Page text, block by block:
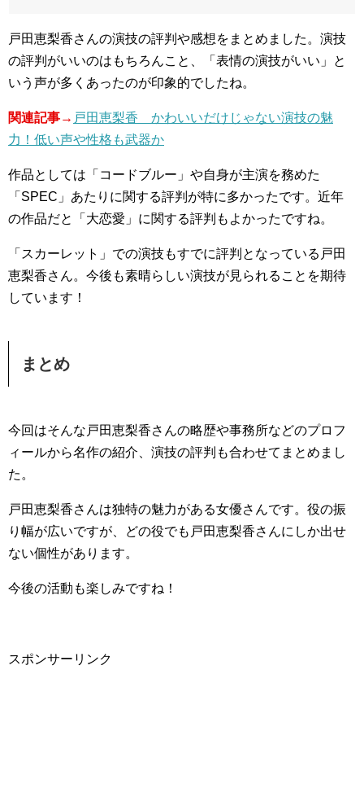
戸田恵梨香さんの演技の評判や感想をまとめました。演技
の評判がいいのはもちろんこと、「表情の演技がいい」と
いう声が多くあったのが印象的でしたね。
関連記事→ 戸田恵梨香 かわいいだけじゃない演技の魅
力！低い声や性格も武器か
作品としては「コードブルー」や自身が主演を務めた
「SPEC」あたりに関する評判が特に多かったです。近年
の作品だと「大恋愛」に関する評判もよかったですね。
「スカーレット」での演技もすでに評判となっている戸田
恵梨香さん。今後も素晴らしい演技が見られることを期待
しています！
まとめ
今回はそんな戸田恵梨香さんの略歴や事務所などのプロフ
ィールから名作の紹介、演技の評判も合わせてまとめまし
た。
戸田恵梨香さんは独特の魅力がある女優さんです。役の振
り幅が広いですが、どの役でも戸田恵梨香さんにしか出せ
ない個性があります。
今後の活動も楽しみですね！
スポンサーリンク